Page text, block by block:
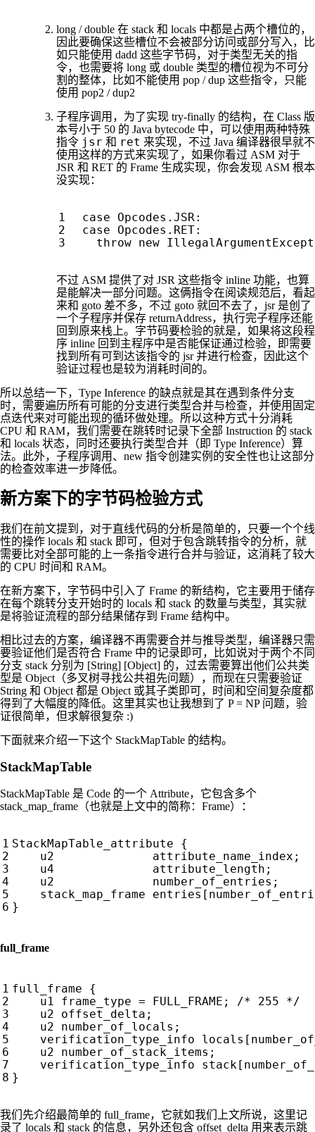
long / double 在 stack 和 locals 中都是占两个槽位的，
因此要确保这些槽位不会被部分访问或部分写入，比
如只能使用 dadd 这些字节码，对于类型无关的指
令，也需要将 long 或 double 类型的槽位视为不可分
割的整体，比如不能使用 pop / dup 这些指令，只能
使用 pop2 / dup2
子程序调用，为了实现 try-finally 的结构，在 Class 版
本号小于 50 的 Java bytecode 中，可以使用两种特殊
指令 jsr 和 ret 来实现，不过 Java 编译器很早就不
使用这样的方式来实现了，如果你看过 ASM 对于
JSR 和 RET 的 Frame 生成实现，你会发现 ASM 根本
没实现：
case Opcodes . JSR :
case
Opcodes . RET:
throw new
不过 ASM 提供了对 JSR 这些指令 inline 功能，也算
是能解决一部分问题。这俩指令在阅读规范后，看起
来和 goto 差不多，不过 goto 就回不去了，jsr 是创了
一个子程序并保存 returnAddress，执行完子程序还能
回到原来栈上。字节码要检验的就是，如果将这段程
序 inline 回到主程序中是否能保证通过检验，即需要
找到所有可到达该指令的 jsr 并进行检查，因此这个
验证过程也是较为消耗时间的。
所以总结一下，Type Inference 的缺点就是其在遇到条件分支
时，需要遍历所有可能的分支进行类型合并与检查，并使用固定
点迭代来对可能出现的循环做处理。所以这种方式十分消耗
CPU 和 RAM，我们需要在跳转时记录下全部 Instruction 的 stack
和 locals 状态，同时还要执行类型合并（即 Type Inference）算
法。此外，子程序调用、new 指令创建实例的安全性也让这部分
的检查效率进一步降低。
新方案下的字节码检验方式
我们在前文提到，对于直线代码的分析是简单的，只要一个个线
性的操作 locals 和 stack 即可，但对于包含跳转指令的分析，就
需要比对全部可能的上一条指令进行合并与验证，这消耗了较大
的 CPU 时间和 RAM。
在新方案下，字节码中引入了 Frame 的新结构，它主要用于储存
在每个跳转分支开始时的 locals 和 stack 的数量与类型，其实就
是将验证流程的部分结果储存到 Frame 结构中。
相比过去的方案，编译器不再需要合并与推导类型，编译器只需
要验证他们是否符合 Frame 中的记录即可，比如说对于两个不同
分支 stack 分别为 [String] [Object] 的，过去需要算出他们公共类
型是 Object（多叉树寻找公共祖先问题），而现在只需要验证
String 和 Object 都是 Object 或其子类即可，时间和空间复杂度都
得到了大幅度的降低。这里其实也让我想到了 P = NP 问题，验
证很简单，但求解很复杂 :)
下面就来介绍一下这个 StackMapTable 的结构。
StackMapTable
StackMapTable 是 Code 的一个 Attribute，它包含多个
stack_map_frame（也就是上文中的简称：Frame）：
full_frame
我们先介绍最简单的 full_frame，它就如我们上文所说，这里记
录了 locals 和 stack 的信息，另外还包含 offset_delta 用来表示跳